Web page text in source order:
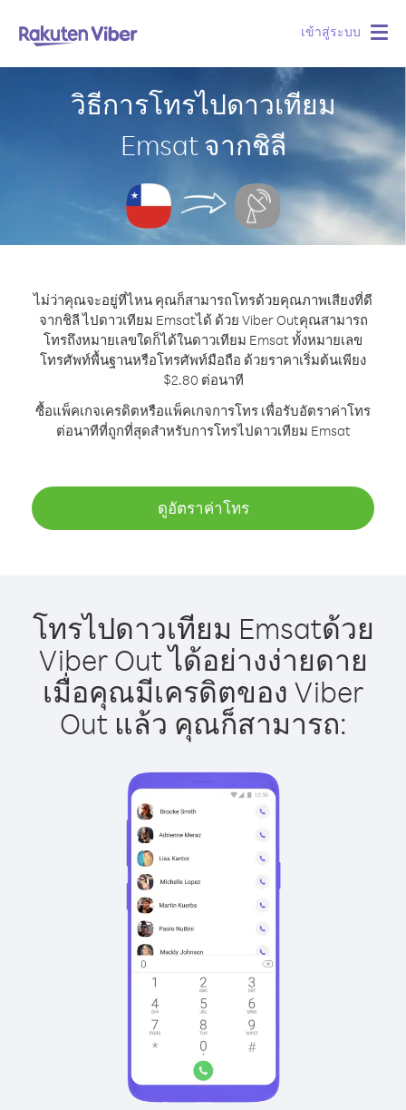
เข้าสู่ระบบ
วิธีการโทรไปดาวเทียม
Emsat จากชิลี
ไม่ว่าคุณจะอยู่ที่ไหน คุณก็สามารถโทรด้วยคุณภาพเสียงที่ดี
จากชิลี ไปดาวเทียม Emsatได้ ด้วย Viber Outคุณสามารถ
โทรถึงหมายเลขใดก็ได้ในดาวเทียม Emsat ทั้งหมายเลข
โทรศัพท์พื้นฐานหรือโทรศัพท์มือถือ ด้วยราคาเริ่มต้นเพียง
$2.80 ต่อนาที
ซื้อแพ็คเกจเครดิตหรือแพ็คเกจการโทร เพื่อรับอัตราค่าโทร
ต่อนาทีที่ถูกที่สุดสำหรับการโทรไปดาวเทียม Emsat
ดูอัตราค่าโทร
โทรไปดาวเทียม Emsatด้วย
Viber Out ได้อย่างง่ายดาย
เมื่อคุณมีเครดิตของ Viber
Out แล้ว คุณก็สามารถ: